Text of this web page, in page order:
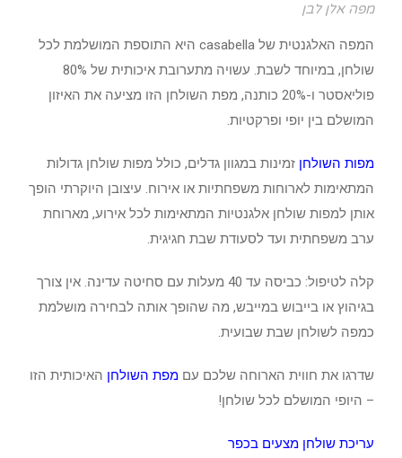
מפה אלן לבן
המפה האלגנטית של casabella היא התוספת המושלמת לכל
שולחן, במיוחד לשבת. עשויה מתערובת איכותית של 80%
פוליאסטר ו-20% כותנה, מפת השולחן הזו מציעה את האיזון
המושלם בין יופי ופרקטיות.
מפות השולחן זמינות במגוון גדלים, כולל מפות שולחן גדולות
המתאימות לארוחות משפחתיות או אירוח. עיצובן היוקרתי הופך
אותן למפות שולחן אלגנטיות המתאימות לכל אירוע, מארוחת
ערב משפחתית ועד לסעודת שבת חגיגית.
קלה לטיפול: כביסה עד 40 מעלות עם סחיטה עדינה. אין צורך
בגיהוץ או בייבוש במייבש, מה שהופך אותה לבחירה מושלמת
כמפה לשולחן שבת שבועית.
שדרגו את חווית הארוחה שלכם עם מפת השולחן האיכותית הזו
– היופי המושלם לכל שולחן!
עריכת שולחן מצעים בכפר